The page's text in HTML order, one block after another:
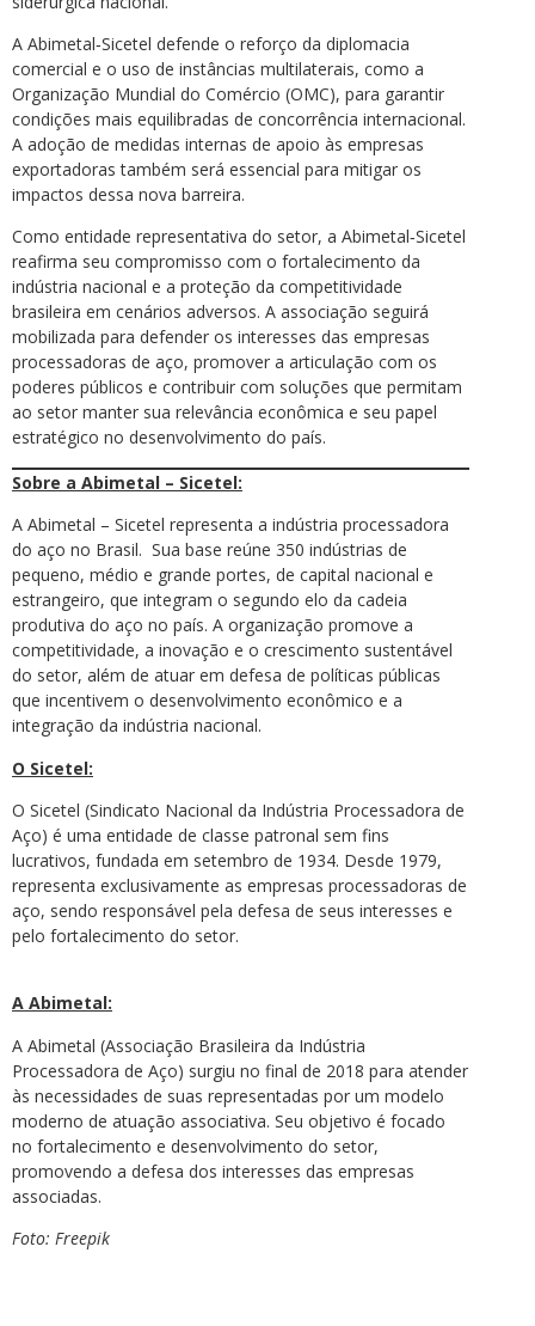
A Abimetal‑Sicetel defende o reforço da diplomacia
comercial e o uso de instâncias multilaterais, como a
Organização Mundial do Comércio (OMC), para garantir
condições mais equilibradas de concorrência internacional.
A adoção de medidas internas de apoio às empresas
exportadoras também será essencial para mitigar os
impactos dessa nova barreira.
Como entidade representativa do setor, a Abimetal‑Sicetel
reafirma seu compromisso com o fortalecimento da
indústria nacional e a proteção da competitividade
brasileira em cenários adversos. A associação seguirá
mobilizada para defender os interesses das empresas
processadoras de aço, promover a articulação com os
poderes públicos e contribuir com soluções que permitam
ao setor manter sua relevância econômica e seu papel
estratégico no desenvolvimento do país.
Sobre a Abimetal – Sicetel:
A Abimetal – Sicetel representa a indústria processadora
do aço no Brasil. Sua base reúne 350 indústrias de
pequeno, médio e grande portes, de capital nacional e
estrangeiro, que integram o segundo elo da cadeia
produtiva do aço no país. A organização promove a
competitividade, a inovação e o crescimento sustentável
do setor, além de atuar em defesa de políticas públicas
que incentivem o desenvolvimento econômico e a
integração da indústria nacional.
O Sicetel:
O Sicetel (Sindicato Nacional da Indústria Processadora de
Aço) é uma entidade de classe patronal sem fins
lucrativos, fundada em setembro de 1934. Desde 1979,
representa exclusivamente as empresas processadoras de
aço, sendo responsável pela defesa de seus interesses e
pelo fortalecimento do setor.
A Abimetal:
A Abimetal (Associação Brasileira da Indústria
Processadora de Aço) surgiu no final de 2018 para atender
às necessidades de suas representadas por um modelo
moderno de atuação associativa. Seu objetivo é focado
no fortalecimento e desenvolvimento do setor,
promovendo a defesa dos interesses das empresas
associadas.
Foto: Freepik